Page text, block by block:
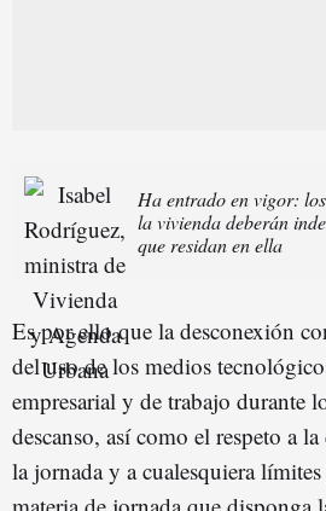
Ha entrado en vigor:
la vivienda deberán
que residan en ella
Es por ello que la desconexión
del uso de los medios
empresarial y de trabajo durante
descanso, así como el respeto a
la jornada y a cualesquiera